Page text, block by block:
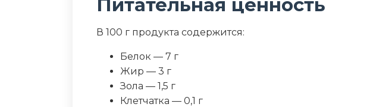
В 100 г продукта содержится:
Белок — 7 г
Жир — 3 г
Зола — 1,5 г
Клетчатка — 0,1 г